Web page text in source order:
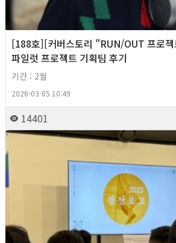
[188호][커버스토리 "RUN/OUT 프로
파일럿 프로젝트 기획팀 후기
기간 : 2월
2026-03-05 10:49
14401